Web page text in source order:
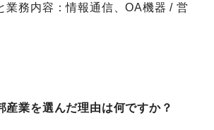
業務内容：情報通信、OA機器 / 営
産業を選んだ理由は何ですか？